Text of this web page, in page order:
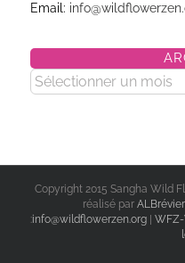
Email:
Archives
Copyright 2015 Sangha Wild
réalisé par ALBrévier
:info@wildflowerzen.org|